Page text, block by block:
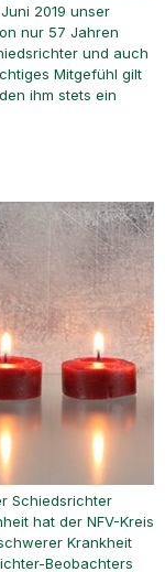
2019 unser
nur 57 Jahren
und auch
Mitgefühl gilt
ihm stets ein
Schiedsrichter
hat der NFV-Kreis
Krankheit
Beobachters